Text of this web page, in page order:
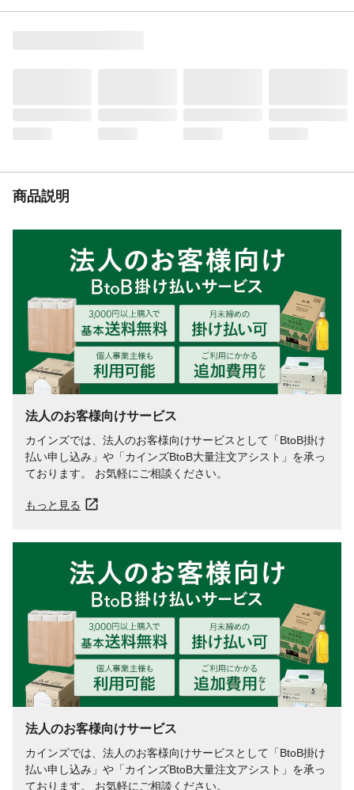
商品説明
法人のお客様向けサービス
カインズでは、法人のお客様向けサービスとして「BtoB掛け
払い申し込み」や「カインズBtoB大量注文アシスト」を承っ
ております。 お気軽にご相談ください。
もっと見る
法人のお客様向けサービス
カインズでは、法人のお客様向けサービスとして「BtoB掛け
払い申し込み」や「カインズBtoB大量注文アシスト」を承っ
ております。 お気軽にご相談ください。